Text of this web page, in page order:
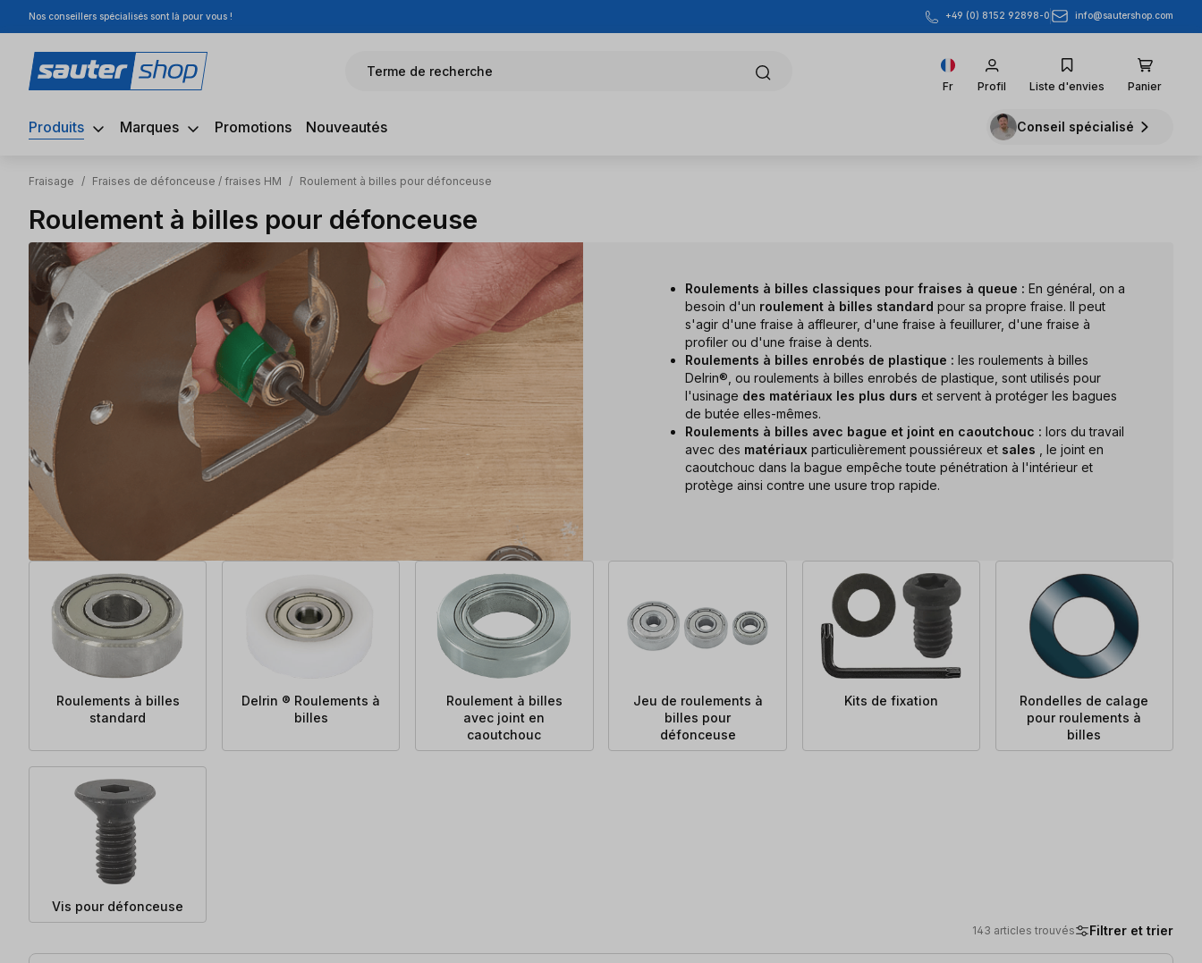
au contenu principal
Passer à la recherche
Passer à la navigation principale
Nos conseillers spécialisés sont là pour vous ! +49 (0) 8152 92898-0 info@sautershop.com
Terme de recherche
Fr Profil Liste d'envies Panier
Produits Marques Promotions Nouveautés Conseil spécialisé
Fraisage / Fraises de défonceuse / fraises HM / Roulement à billes pour défonceuse
Roulement à billes pour défonceuse
Roulements à billes classiques pour fraises à queue : En général, on a
besoin d'un roulement à billes standard pour sa propre fraise. Il peut
s'agir d'une fraise à affleurer, d'une fraise à feuillurer, d'une fraise à
profiler ou d'une fraise à dents.
Roulements à billes enrobés de plastique : les roulements à billes
Delrin®, ou roulements à billes enrobés de plastique, sont utilisés pour
l'usinage des matériaux les plus durs et servent à protéger les bagues
de butée elles-mêmes.
Roulements à billes avec bague et joint en caoutchouc : lors du travail
avec des matériaux particulièrement poussiéreux et sales
, le joint en
caoutchouc dans la bague empêche toute pénétration à l'intérieur et
protège ainsi contre une usure trop rapide.
Roulements à billes
standard
Delrin ® Roulements à
billes
Roulement à billes
avec joint en
caoutchouc
Jeu de roulements à
billes pour
défonceuse
Kits de fixation
Rondelles de calage
pour roulements à
billes
Vis pour défonceuse
143 articles trouvés Filtrer et trier